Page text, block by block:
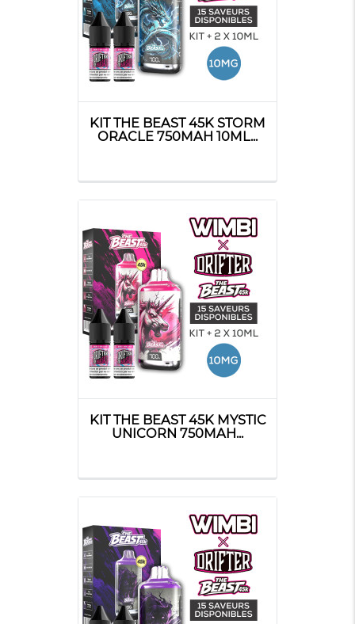
KIT THE BEAST 45K STORM
ORACLE 750MAH 10ML...
KIT THE BEAST 45K MYSTIC
UNICORN 750MAH...